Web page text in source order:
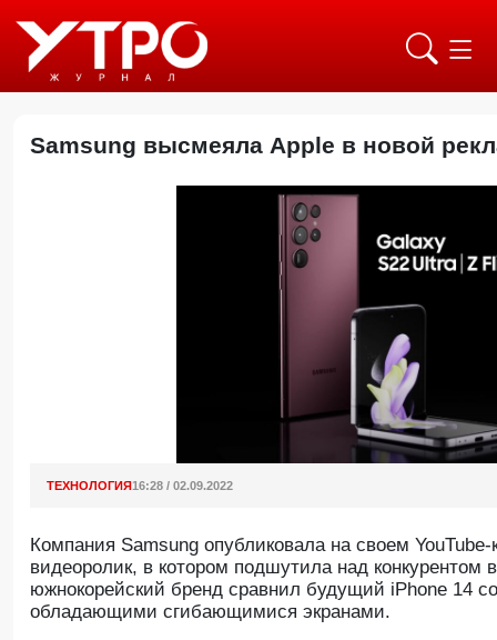
Samsung высмеяла Apple в новой
ТЕХНОЛОГИЯ16:28 / 02.09.2022
Компания Samsung опубликовала на своем
видеоролик, в котором подшутила над конкурентом
южнокорейский бренд сравнил будущий iPhone 14
обладающими сгибающимися экранами.